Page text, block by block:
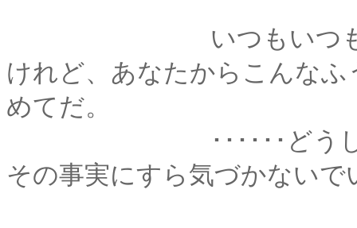
いつもいつも、あな
けれど、あなたからこんな
めてだ。
･･････どうしよう、
その事実にすら気づかないで